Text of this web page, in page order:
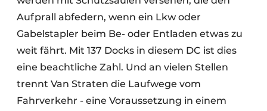
Aufprall abfedern, wenn ein Lkw oder
Gabelstapler beim Be- oder Entladen etwas zu
weit fährt. Mit 137 Docks in diesem DC ist dies
eine beachtliche Zahl. Und an vielen Stellen
trennt Van Straten die Laufwege vom
Fahrverkehr - eine Voraussetzung in einem